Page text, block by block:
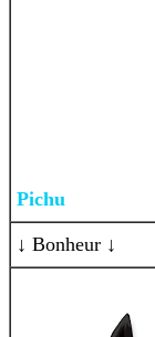
Pichu
↓ Bonheur ↓